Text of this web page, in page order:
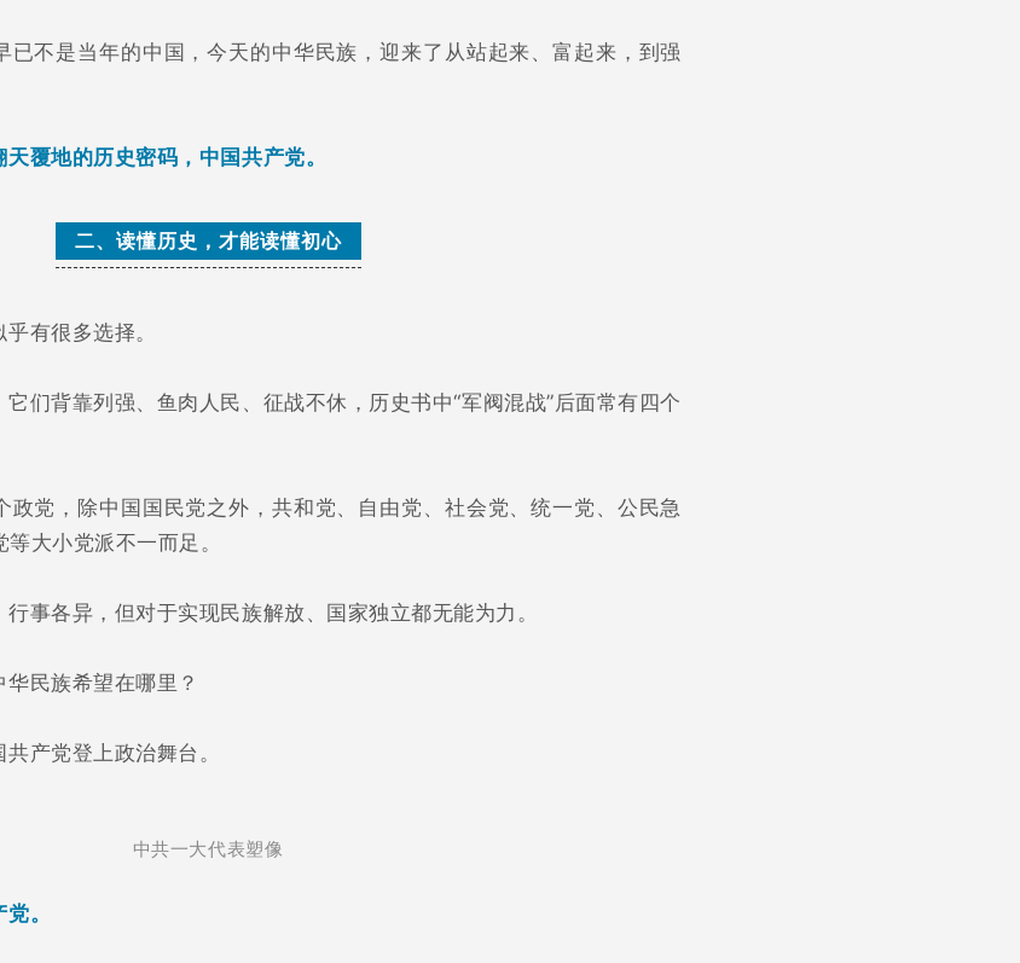
已不是当年的中国，今天的中华民族，迎来了从站起来、富起来，到强
覆地的历史密码，中国共产党。
二、读懂历史，才能读懂初心
有很多选择。
们背靠列强、鱼肉人民、征战不休，历史书中“军阀混战”后面常有四个
政党，除中国国民党之外，共和党、自由党、社会党、统一党、公民急
大小党派不一而足。
事各异，但对于实现民族解放、国家独立都无能为力。
民族希望在哪里？
产党登上政治舞台。
中共一大代表塑像
。